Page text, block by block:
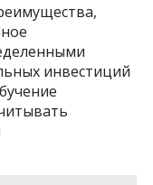
инвестиций